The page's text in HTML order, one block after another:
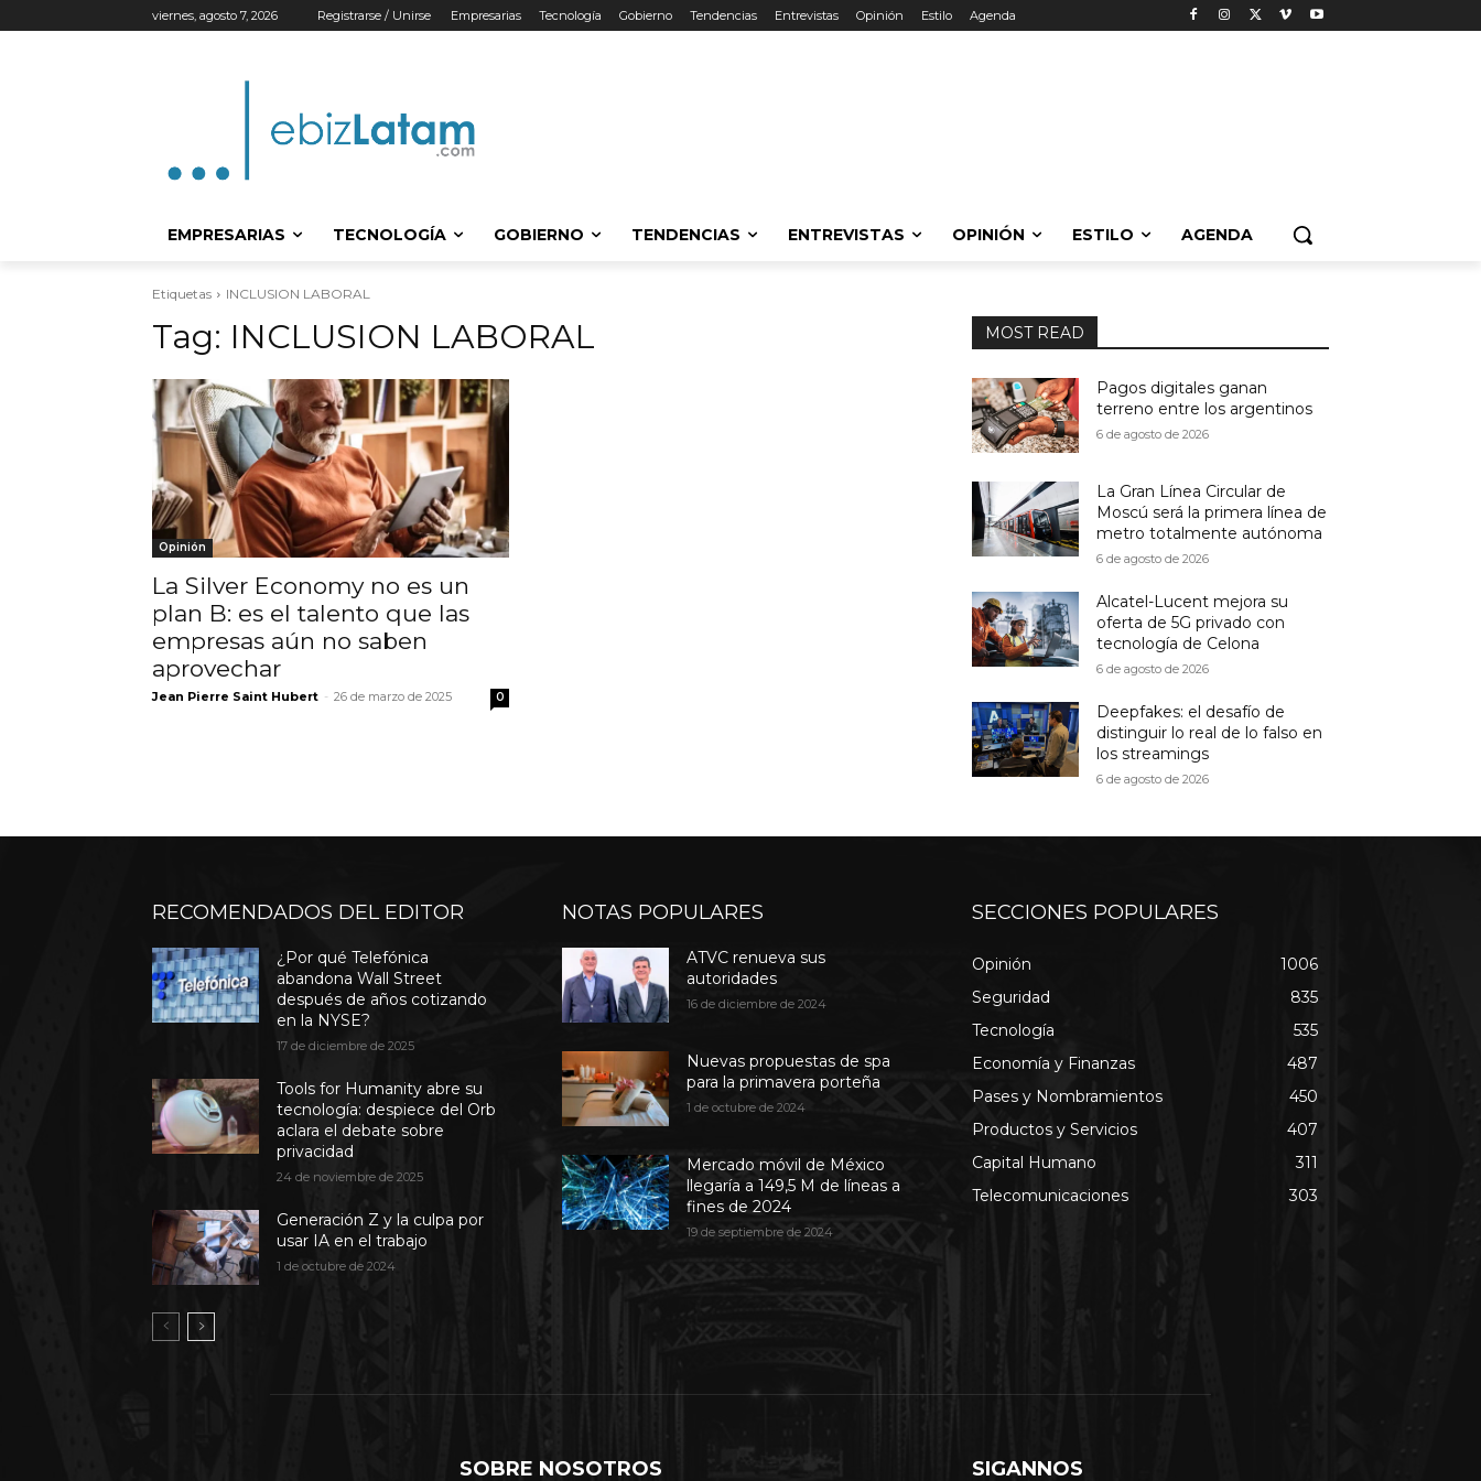
viernes, agosto 7, 2026 Registrarse / Unirse Empresarias Tecnología Gobierno Tendencias Entrevistas Opinión Estilo Agenda
EMPRESARIAS TECNOLOGÍA GOBIERNO TENDENCIAS ENTREVISTAS OPINIÓN ESTILO AGENDA
Etiquetas INCLUSION LABORAL
Tag: INCLUSION LABORAL
Opinión
La Silver Economy no es un
plan B: es el talento que las
empresas aún no saben
aprovechar
Jean Pierre Saint Hubert - 26 de marzo de 2025 0
MOST READ
Pagos digitales ganan
terreno entre los argentinos
6 de agosto de 2026
La Gran Línea Circular de
Moscú será la primera línea de
metro totalmente autónoma
6 de agosto de 2026
Alcatel-Lucent mejora su
oferta de 5G privado con
tecnología de Celona
6 de agosto de 2026
Deepfakes: el desafío de
distinguir lo real de lo falso en
los streamings
6 de agosto de 2026
RECOMENDADOS DEL EDITOR
¿Por qué Telefónica
abandona Wall Street
después de años cotizando
en la NYSE?
17 de diciembre de 2025
Tools for Humanity abre su
tecnología: despiece del Orb
aclara el debate sobre
privacidad
24 de noviembre de 2025
Generación Z y la culpa por
usar IA en el trabajo
1 de octubre de 2024
NOTAS POPULARES
ATVC renueva sus
autoridades
16 de diciembre de 2024
Nuevas propuestas de spa
para la primavera porteña
1 de octubre de 2024
Mercado móvil de México
llegaría a 149,5 M de líneas a
fines de 2024
19 de septiembre de 2024
SECCIONES POPULARES
Opinión
1006
Seguridad
835
Tecnología
535
Economía y Finanzas
487
Pases y Nombramientos
450
Productos y Servicios
407
Capital Humano
311
Telecomunicaciones
303
SOBRE NOSOTROS SIGANNOS